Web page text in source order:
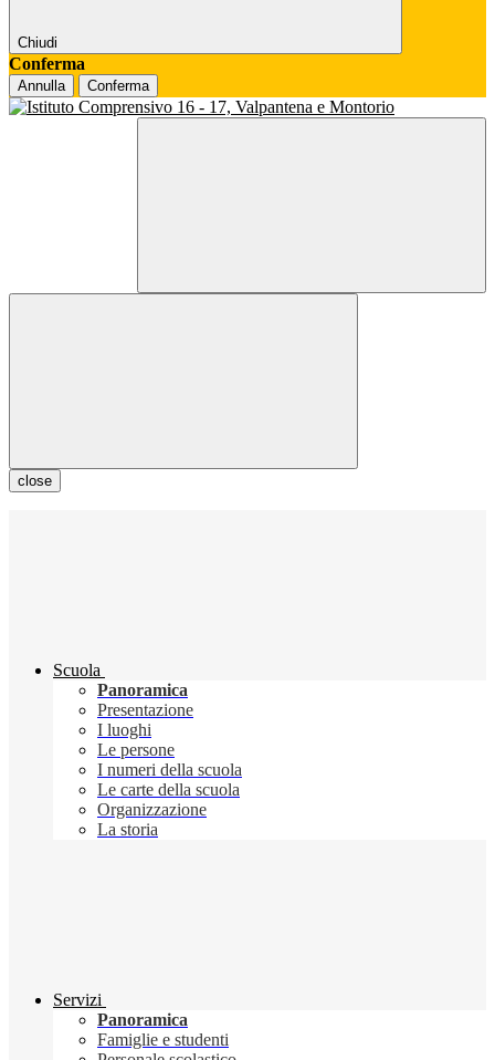
Chiudi
Conferma
Annulla Conferma
close
Scuola
Panoramica
Presentazione
I luoghi
Le persone
I numeri della scuola
Le carte della scuola
Organizzazione
La storia
Servizi
Panoramica
Famiglie e studenti